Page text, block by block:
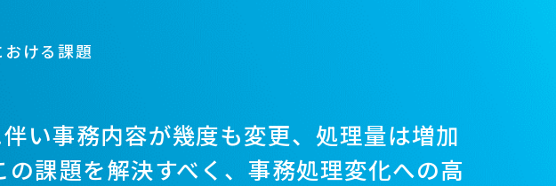
おける課題
い事務内容が幾度も変更、処理量は増加
の課題を解決すべく、事務処理変化への高